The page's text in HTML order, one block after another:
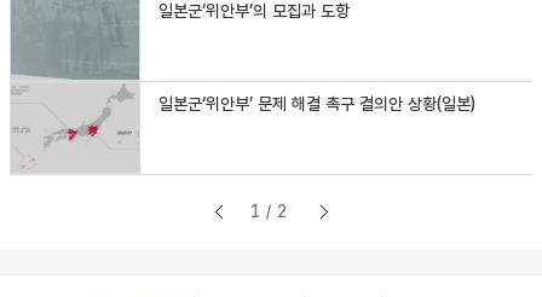
일본군‘위안부’의 모집과 도항
일본군‘위안부’ 문제 해결 촉구 결의안 상황(일본)
1/2
Footer